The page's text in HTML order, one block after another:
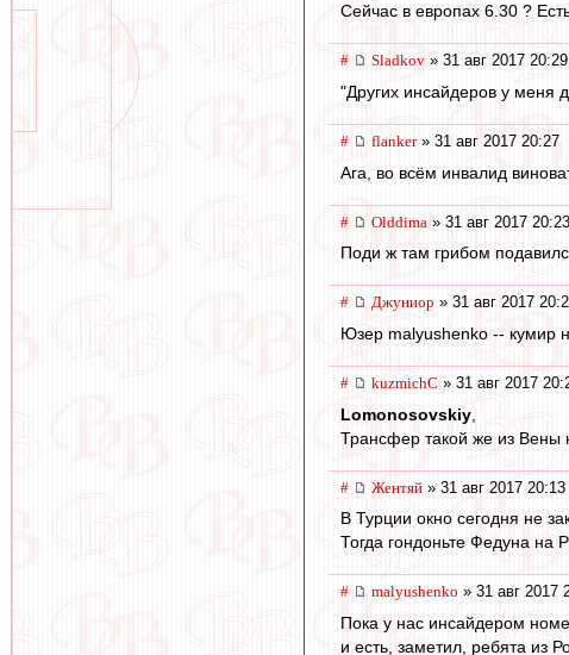
Сейчас в европах 6.30 ?
# Sladkov » 31 авг 2017 20:29
"Других инсайдеров у меня
# flanker» 31 авг 2017 20:27
Ага, во всём инвалид
# Olddima » 31 авг 2017 20:23
Поди ж там грибом
# Джуниор » 31 авг 2017
Юзер malyushenko -- кумир
# kuzmichC » 31 авг 2017
Lomonosovskiy
Трансфер такой же из Вены
# Жентяй » 31 авг 2017 20:13
В Турции окно сегодня не
Тогда гондоньте Федуна на
# malyushenko » 31 авг 2017
Пока у нас инсайдером
и есть, заметил, ребята из